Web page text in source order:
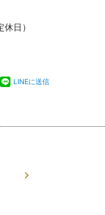
日）
LINEに送信